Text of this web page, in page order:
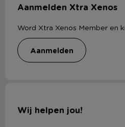
Aanmelden Xtra Xenos
Word Xtra Xenos Member en
aanmelden
Wij helpen jou!